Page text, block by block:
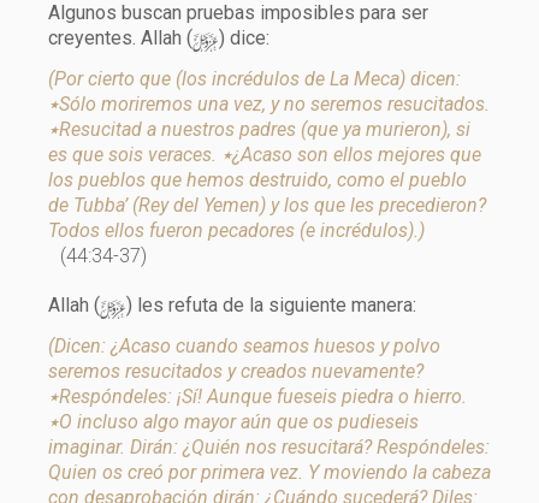
Algunos buscan pruebas imposibles para ser
creyentes. Allah (y) dice:
(Por cierto que (los incrédulos de La Meca) dicen:
٭Sólo moriremos una vez, y no seremos resucitados.
٭Resucitad a nuestros padres (que ya murieron), si
es que sois veraces. ٭¿Acaso son ellos mejores que
los pueblos que hemos destruido, como el pueblo
de Tubba’ (Rey del Yemen) y los que les precedieron?
Todos ellos fueron pecadores (e incrédulos).)
(44:34-37)
Allah (y) les refuta de la siguiente manera:
(Dicen: ¿Acaso cuando seamos huesos y polvo
seremos resucitados y creados nuevamente?
٭Respóndeles: ¡Sí! Aunque fueseis piedra o hierro.
٭O incluso algo mayor aún que os pudieseis
imaginar. Dirán: ¿Quién nos resucitará? Respóndeles:
Quien os creó por primera vez. Y moviendo la cabeza
con desaprobación dirán: ¿Cuándo sucederá? Diles: